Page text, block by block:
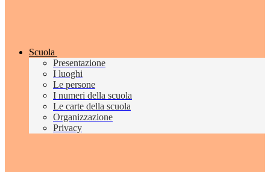
Scuola
Presentazione
I luoghi
Le persone
I numeri della scuola
Le carte della scuola
Organizzazione
Privacy